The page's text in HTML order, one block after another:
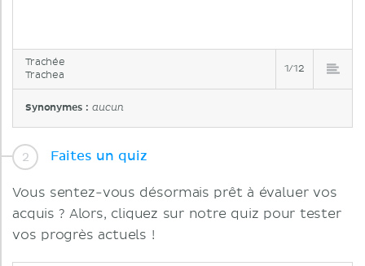
Trachée
Trachea
1/12
Synonymes :aucun
Faites un quiz
Vous sentez-vous désormais prêt à évaluer vos
acquis ? Alors, cliquez sur notre quiz pour tester
vos progrès actuels !